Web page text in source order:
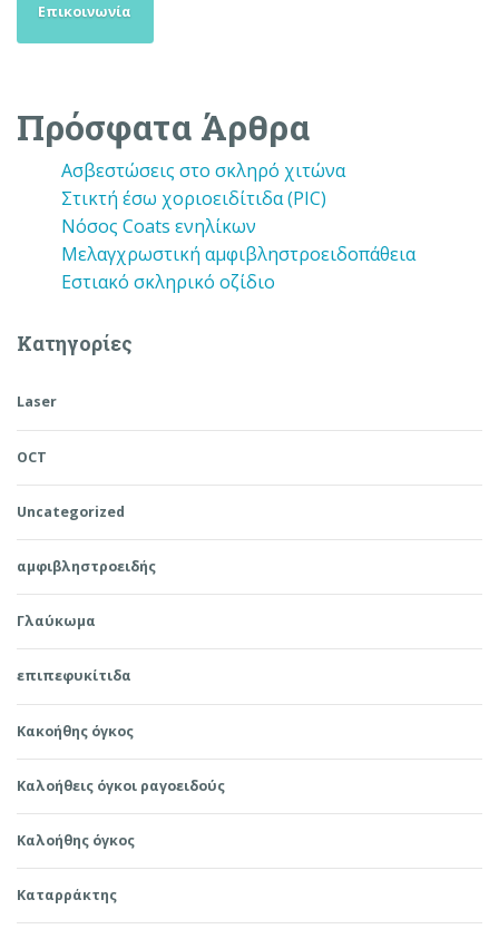
Επικοινωνία
Πρόσφατα Άρθρα
Ασβεστώσεις στο σκληρό χιτώνα
Στικτή έσω χοριοειδίτιδα (PIC)
Νόσος Coats ενηλίκων
Μελαγχρωστική αμφιβληστροειδοπάθεια
Εστιακό σκληρικό οζίδιο
Kατηγορίες
Laser
OCT
Uncategorized
αμφιβληστροειδής
Γλαύκωμα
επιπεφυκίτιδα
Κακοήθης όγκος
Καλοήθεις όγκοι ραγοειδούς
Καλοήθης όγκος
Καταρράκτης